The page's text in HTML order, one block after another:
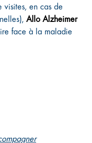
en cas de
Allo Alzheimer
face à la maladie